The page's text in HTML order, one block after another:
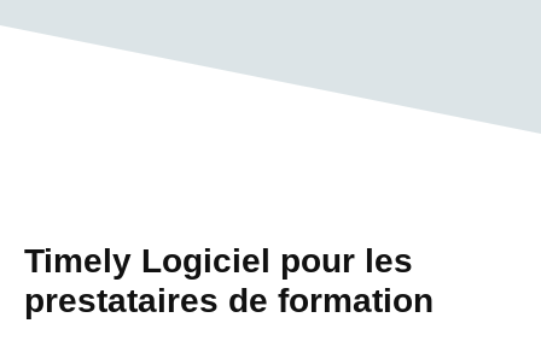
Timely Logiciel pour les
prestataires de formation